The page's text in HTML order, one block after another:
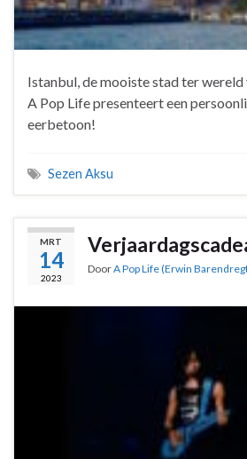
Istanbul, de mooiste stad ter
A Pop Life presenteert een
eerbetoon!
Sezen Aksu
MRT
14
2023
DoorA Pop Life (Erwin